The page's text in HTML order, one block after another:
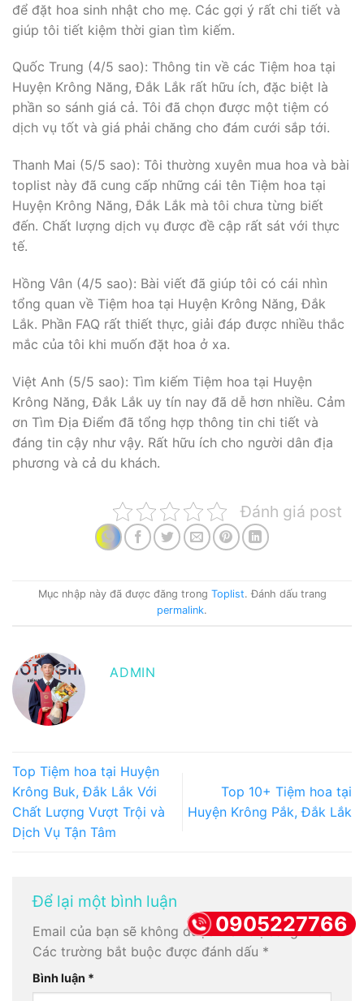
để đặt hoa sinh nhật cho mẹ. Các gợi ý rất chi tiết và
giúp tôi tiết kiệm thời gian tìm kiếm.
Quốc Trung (4/5 sao): Thông tin về các Tiệm hoa tại
Huyện Krông Năng, Đắk Lắk rất hữu ích, đặc biệt là
phần so sánh giá cả. Tôi đã chọn được một tiệm có
dịch vụ tốt và giá phải chăng cho đám cưới sắp tới.
Thanh Mai (5/5 sao): Tôi thường xuyên mua hoa và bài
toplist này đã cung cấp những cái tên Tiệm hoa tại
Huyện Krông Năng, Đắk Lắk mà tôi chưa từng biết
đến. Chất lượng dịch vụ được đề cập rất sát với thực
tế.
Hồng Vân (4/5 sao): Bài viết đã giúp tôi có cái nhìn
tổng quan về Tiệm hoa tại Huyện Krông Năng, Đắk
Lắk. Phần FAQ rất thiết thực, giải đáp được nhiều thắc
mắc của tôi khi muốn đặt hoa ở xa.
Việt Anh (5/5 sao): Tìm kiếm Tiệm hoa tại Huyện
Krông Năng, Đắk Lắk uy tín nay đã dễ hơn nhiều. Cảm
ơn Tìm Địa Điểm đã tổng hợp thông tin chi tiết và
đáng tin cậy như vậy. Rất hữu ích cho người dân địa
phương và cả du khách.
Đánh giá post
Mục nhập này đã được đăng trong Toplist. Đánh dấu trang
permalink.
ADMIN
Top Tiệm hoa tại Huyện
Krông Buk, Đắk Lắk Với
Chất Lượng Vượt Trội và
Dịch Vụ Tận Tâm
Top 10+ Tiệm hoa tại
Huyện Krông Pắk, Đắk Lắk
Để lại một bình luận
Email của bạn sẽ không được hiển thị công khai.
Các trường bắt buộc được đánh dấu *
Bình luận *
0905227766